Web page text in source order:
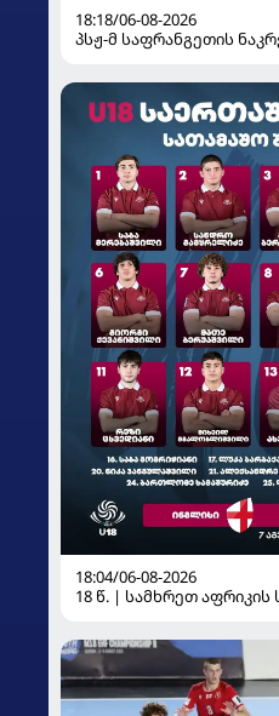
18:18/06-08-2026
პსჟ-მ საფრანგეთის
18:04/06-08-2026
18 წ. | სამხრეთ